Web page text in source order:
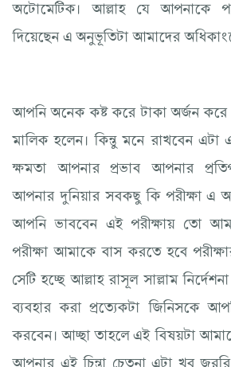
অটোমেটিক। আল্লাহ যে আপনাকে
দিয়েছেন এ অনুভূতিটা আমাদের
আপনি অনেক কষ্ট করে টাকা অর্জন
মালিক হলেন। কিন্তু মনে রাখবেন এটা
ক্ষমতা আপনার প্রভাব আপনার
আপনার দুনিয়ার সবকছু কি পরীক্ষা এ
আপনি ভাববেন এই পরীক্ষায় তো
পরীক্ষা আমাকে বাস করতে হবে
সেটি হচ্ছে আল্লাহ রাসূল সাল্লাম
ব্যবহার করা প্রত্যেকটা জিনিসকে
করবেন। আচ্ছা তাহলে এই বিষয়টা
আপনার এই চিন্তা চেতনা এটা খুব